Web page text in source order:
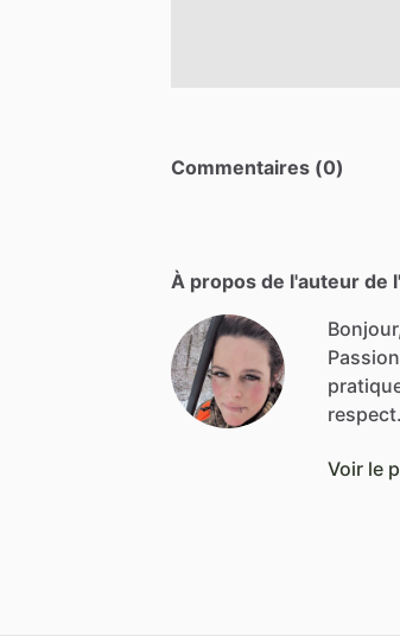
Commentaires (0)
À propos de l'auteur de
respect.
Voir le